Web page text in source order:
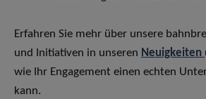
Erfahren Sie mehr über unsere
und Initiativen in unseren Neuigkeiten
wie Ihr Engagement einen echten
kann.